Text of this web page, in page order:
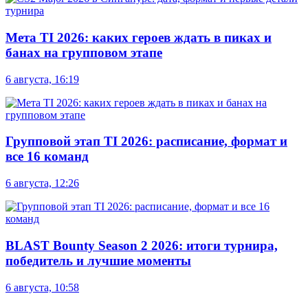
Мета TI 2026: каких героев ждать в пиках и
банах на групповом этапе
6 августа, 16:19
Групповой этап TI 2026: расписание, формат и
все 16 команд
6 августа, 12:26
BLAST Bounty Season 2 2026: итоги турнира,
победитель и лучшие моменты
6 августа, 10:58